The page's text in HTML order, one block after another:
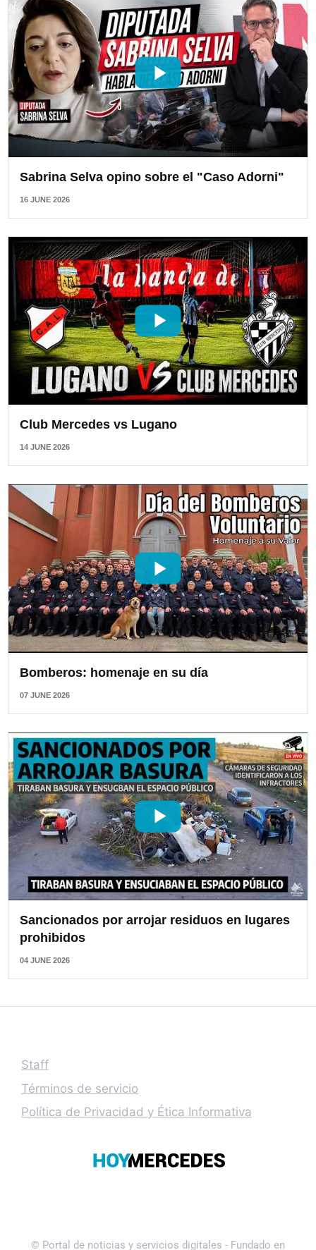
Sabrina Selva opino sobre el "Caso Adorni"
16 JUNE 2026
Club Mercedes vs Lugano
14 JUNE 2026
Bomberos: homenaje en su día
07 JUNE 2026
Sancionados por arrojar residuos en lugares
prohibidos
04 JUNE 2026
Staff
Términos de servicio
Política de Privacidad y Ética Informativa
© Portal de noticias y servicios digitales - Fundado en